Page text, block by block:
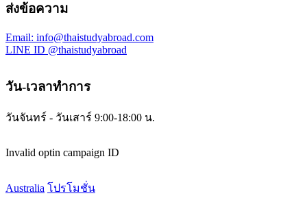
ส่งข้อความ
Email: info@thaistudyabroad.com
LINE ID @thaistudyabroad
วัน-เวลาทำการ
วันจันทร์ - วันเสาร์ 9:00-18:00 น.
Invalid optin campaign ID
Australia โปรโมชั่น